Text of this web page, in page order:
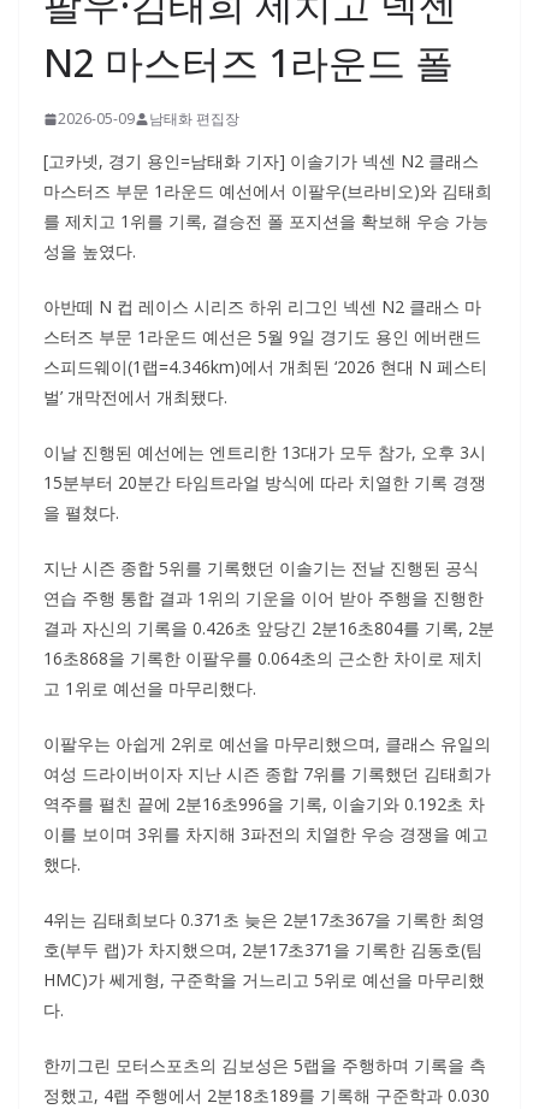
N2 마스터즈 1라운드 폴
2026-05-09 남태화 편집장
[고카넷, 경기 용인=남태화 기자] 이솔기가 넥센 N2 클래스
마스터즈 부문 1라운드 예선에서 이팔우(브라비오)와 김태희
를 제치고 1위를 기록, 결승전 폴 포지션을 확보해 우승 가능
성을 높였다.
아반떼 N 컵 레이스 시리즈 하위 리그인 넥센 N2 클래스 마
스터즈 부문 1라운드 예선은 5월 9일 경기도 용인 에버랜드
스피드웨이(1랩=4.346km)에서 개최된 ‘2026 현대 N 페스티
벌’ 개막전에서 개최됐다.
이날 진행된 예선에는 엔트리한 13대가 모두 참가, 오후 3시
15분부터 20분간 타임트라얼 방식에 따라 치열한 기록 경쟁
을 펼쳤다.
지난 시즌 종합 5위를 기록했던 이솔기는 전날 진행된 공식
연습 주행 통합 결과 1위의 기운을 이어 받아 주행을 진행한
결과 자신의 기록을 0.426초 앞당긴 2분16초804를 기록, 2분
16초868을 기록한 이팔우를 0.064초의 근소한 차이로 제치
고 1위로 예선을 마무리했다.
이팔우는 아쉽게 2위로 예선을 마무리했으며, 클래스 유일의
여성 드라이버이자 지난 시즌 종합 7위를 기록했던 김태희가
역주를 펼친 끝에 2분16초996을 기록, 이솔기와 0.192초 차
이를 보이며 3위를 차지해 3파전의 치열한 우승 경쟁을 예고
했다.
4위는 김태희보다 0.371초 늦은 2분17초367을 기록한 최영
호(부두 랩)가 차지했으며, 2분17초371을 기록한 김동호(팀
HMC)가 쎄게형, 구준학을 거느리고 5위로 예선을 마무리했
다.
한끼그린 모터스포츠의 김보성은 5랩을 주행하며 기록을 측
정했고, 4랩 주행에서 2분18초189를 기록해 구준학과 0.030